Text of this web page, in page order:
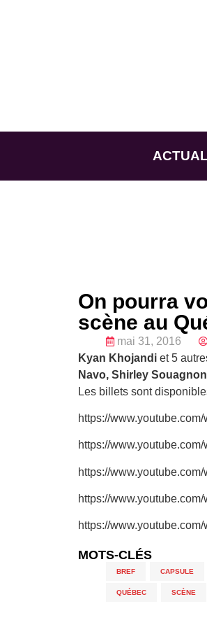
On pourra
scène au
mai 31, 2016
Kyan Khojandi et 5
Navo, Shirley Souagnon
Les billets sont
https://
https://
https://
https://
https://
MOTS-CLÉS
BREF CAPSULE
QUÉBEC SCÈNE